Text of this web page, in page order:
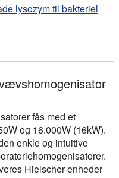
lysozym til bakteriel
fås med et
og 16.000W (16kW).
enkle og intuitive
Hielscher-enheder